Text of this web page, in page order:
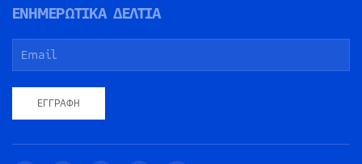
ΕΝΗΜΕΡΩΤΙΚΑ ΔΕΛΤΙΑ
ΕΓΓΡΑΦΉ